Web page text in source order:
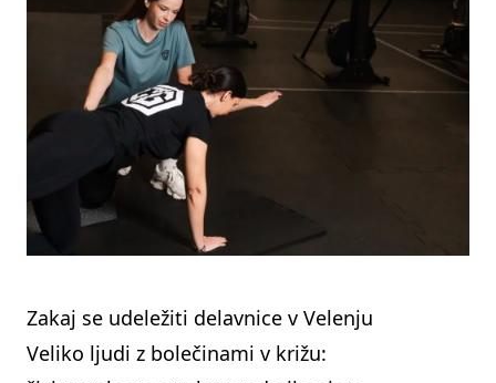
Zakaj se udeležiti delavnice v Velenju
Veliko ljudi z bolečinami v križu: